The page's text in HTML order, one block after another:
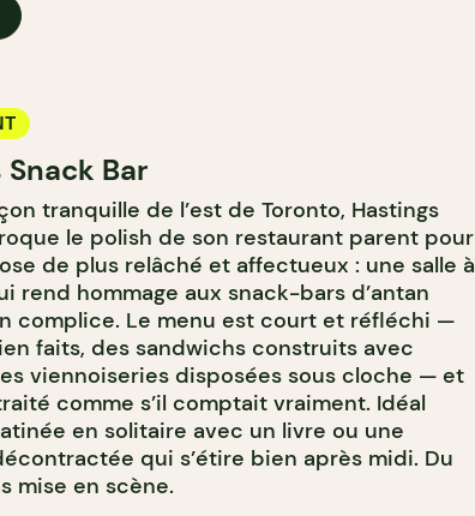
Bar
tranquille de l’est de Toronto, Hastings
le polish de son restaurant parent pour
de plus relâché et affectueux : une salle à
rend hommage aux snack-bars d’antan
complice. Le menu est court et réfléchi —
faits, des sandwichs construits avec
viennoiseries disposées sous cloche — et
comme s’il comptait vraiment. Idéal
en solitaire avec un livre ou une
qui s’étire bien après midi. Du
mise en scène.